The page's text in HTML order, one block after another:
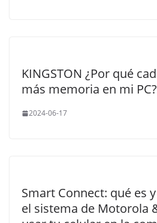
KINGSTON ¿Por qué
más memoria en mi PC?
2024-06-17
Smart Connect: qué es
el sistema de Motorola